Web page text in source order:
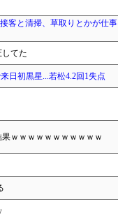
客と清掃、草取りとかが仕事
してた
日初黒星...若松4.2回1失点
ｗｗｗｗｗｗｗｗｗｗｗ